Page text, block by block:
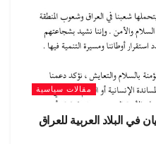
مقالات سياسية
في البلاد العربية للعراق